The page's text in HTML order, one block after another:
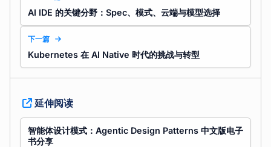
AI IDE 的关键分野：Spec、模式、云端与模型选择
下一篇
Kubernetes 在 AI Native 时代的挑战与转型
延伸阅读
智能体设计模式：Agentic Design Patterns 中文版电子
书分享